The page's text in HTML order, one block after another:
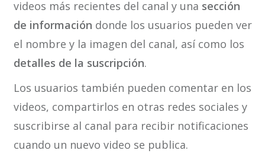
videos más recientes del canal y una sección
de información donde los usuarios pueden ver
el nombre y la imagen del canal, así como los
detalles de la suscripción.
Los usuarios también pueden comentar en los
videos, compartirlos en otras redes sociales y
suscribirse al canal para recibir notificaciones
cuando un nuevo video se publica.